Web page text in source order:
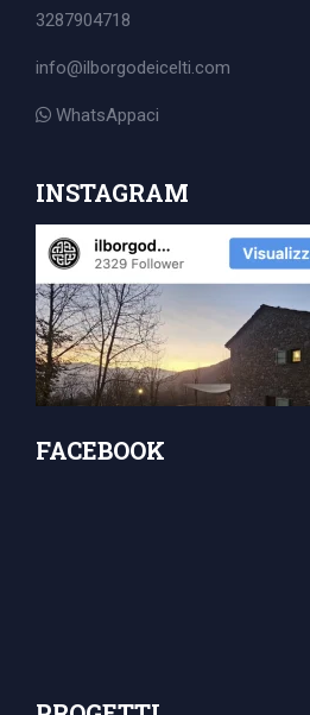
3287904718
info@ilborgodeicelti.com
WhatsAppaci
INSTAGRAM
FACEBOOK
Search